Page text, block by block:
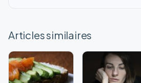
Articles similaires